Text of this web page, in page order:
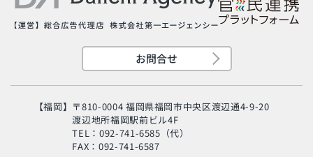
お問合せ
【福岡】 〒810-0004 福岡県福岡市中央区渡辺通4-9-20
渡辺地所福岡駅前ビル4F
TEL：092-741-6585（代）
FAX：092-741-6587